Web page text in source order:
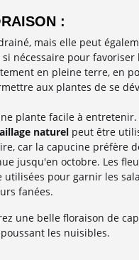
:
mais elle peut
nécessaire pour favoriser
en pleine terre, en
aux plantes de se
plante facile à
naturelpeut être
car la capucine préfère
jusqu'en octobre. Les
pour garnir les
fanées.
une belle floraison de
les nuisibles.